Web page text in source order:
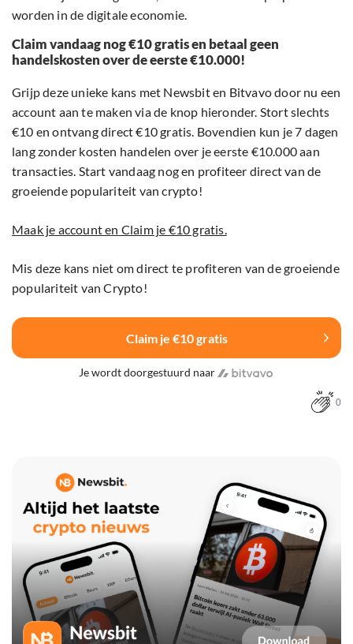
worden in de digitale economie.
Claim vandaag nog €10 gratis en betaal geen
handelskosten over de eerste €10.000!
Grijp deze unieke kans met Newsbit en Bitvavo door nu een
account aan te maken via de knop hieronder. Stort slechts
€10 en ontvang direct €10 gratis. Bovendien kun je 7 dagen
lang zonder kosten handelen over je eerste €10.000 aan
transacties. Start vandaag nog en profiteer direct van de
groeiende populariteit van crypto!
Maak je account en Claim je €10 gratis.
Mis deze kans niet om direct te profiteren van de groeiende
populariteit van Crypto!
Claim je €10 gratis
Je wordt doorgestuurd naar
0